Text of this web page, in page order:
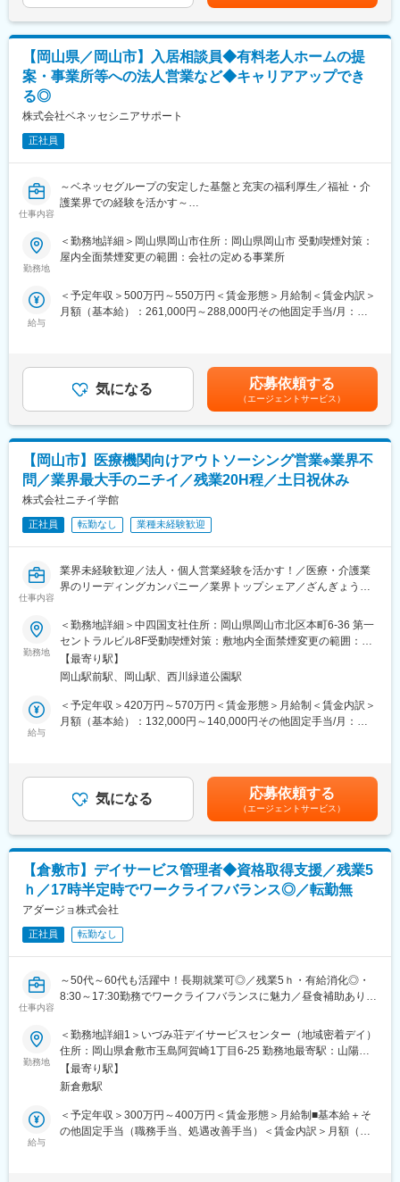
■ご入社後の流れ
・ご入社後は製品理解の為、工場での現場研修や配送といった当
に業務を覚えていっていただきます。その後、既存のお客様のル
営業部:3名（40代が中心）
食品営業や店舗運営、小売店など幅広い業界の方がご活躍中で
■当社について
および各種販売を手がける「リネンサプライ事業部」と、介護支
援サービスを手がける「エコール事業部」からなり、お客様の安
心・快適な生活を追求するライフサポート企業です。
名以上が携わっています。超高齢社会を迎えた今、シルバービジ
ネス市場は2025年、100兆円を超える市場へ成長します。
また、今後は当社の介護福祉事業をコアに据え、グループネット
変更の範囲：会社の定める業務
性があります。月給(月額)は固定手当を含めた表記です。
【岡山県／岡山市】入居相談員◆有料老人ホームの提
案・事業所等への法人営業など◆キャリアアップでき
る◎
株式会社ベネッセシニアサポート
正社員
仕事内容
～ベネッセグループの安定した基盤と充実の福利厚生／福祉・介
護業界での経験を活かす～
■部門の役割
当社のお客様相談室では、「有料老人ホーム紹介事業」を展開し
まで行っております。
料老人ホームへの入居検討者様やご家族様の入居相談を担当して
おります。
■募集ポジション業務
・有料老人ホームへの入居検討者様やご家族様との入居相談業務
有料老人ホームへ入居を検討されている方やご家族から、ホーム
に対するご希望をお伺いし、ご希望に合った有料老人ホームのご
提案（ベネッセのホームだけでなく他社のホームもご紹介しま
す）とご見学時の同行、ご入居に向けたホームや病院との調整業
務など、一連の入居相談業務を担っていただきます。
業
入居検討者様のご相談・ご紹介をいただくため、病院や地域包括
ルワーカーやケアマネジャーの皆様へ当社のサービスのご案内
と、入居検討者様のヒアリングなどを行います。
■受け入れ体制
入社後、新宿本社もしくはオンラインにて研修（1週間程度）がご
ざいます。
クのコツなどを教えてくれます。
が、「何を基準にホームを選べばいいか分からない」という時代
になっています。ソーシャルワーカーやケアマネジャーの皆様も
「どこのどのホームがいいのか」を判断することが大変難しくな
ってきています。
ベネッセグループでは、長年の経験から「その方が本当に望まれ
ることを叶えるホームは、どんなことをしているのか」を熟知し
ています。そのノウハウを活かして、有料老人ホームを検討され
ていらっしゃる皆様にとって、「このホームを選んで本当によか
った」と思っていただけるような、ご入居までのお手伝いができ
ます。
勤務地
＜勤務地詳細＞岡山県岡山市住所：岡山県岡山市 受動喫煙対策：
屋内全面禁煙変更の範囲：会社の定める事業所
給与
＜予定年収＞500万円～550万円＜賃金形態＞月給制＜賃金内訳＞
月額（基本給）：261,000円～288,000円その他固定手当/月：
業手当＞有＜給与補足＞■その他固定手当：地域基礎給として■賞
与年2回・昇給年1回（評価により）※別途特別賞与あり：賞与支
給対象期間（6カ月）の残業時間が270時間以下の場合年間0.5カ
月加算支給 ※役割職責手当該当者は対象外■公休日出勤の場合別
途支給あり賃金はあくまでも目安の金額であり、選考を通じて上
下する可能性があります。月給(月額)は固定手当を含めた表記で
す。
気になる 応募依頼する
（エージェントサービス）
【岡山市】医療機関向けアウトソーシング営業※業界不
問／業界最大手のニチイ／残業20H程／土日祝休み
株式会社ニチイ学館
正社員 転勤なし 業種未経験歓迎
仕事内容
業界未経験歓迎／法人・個人営業経験を活かす！／医療・介護業
界のリーディングカンパニー／業界トップシェア／ざんぎょう
■はじめに：
当社にて中四国エリアにおける営業戦略の立案から実行、大型案
件の交渉まで担うポジションです。
単なる営業活動に留まらず、エリア全体の売上・収益最大化に向
けた戦略推進をお任せします。
■職務内容：
・戦略実行に向けた体制構築および進捗管理
（2） 重要案件の交渉・フロント対応：
・大型案件・難易度の高い交渉のリード
■ミッション
担当エリアにおける営業戦略の立案から、新規案件の獲得・既存
案件の防衛、収益最大化（価格交渉等）に向けた推進まで、エリ
ア全体の営業活動を主導していただく重要なポジションです。
■ポジションの魅力
（1）会社の業績に大きく寄与できる貢献性
各エリアの営業戦略の立案や実行をいただくことにくわえて、会
ただきます。いち営業プレイヤーの枠を超え、「自分の戦略と交
渉力」を駆使して、事業を推進することができます。
（2）医療業界への貢献から、身近な人の支えとなる
せん。持続可能な形でサービスを提供し続けられるようにするた
めの『パートナーシップの再構築』です。「自分の仕事が、日本
勤務地
＜勤務地詳細＞中四国支社住所：岡山県岡山市北区本町6-36 第一
セントラルビル8F受動喫煙対策：敷地内全面禁煙変更の範囲：会
社の定める事業所
【最寄り駅】
岡山駅前駅、岡山駅、西川緑道公園駅
給与
＜予定年収＞420万円～570万円＜賃金形態＞月給制＜賃金内訳＞
月額（基本給）：132,000円～140,000円その他固定手当/月：
無＞有＜残業手当＞有＜給与補足＞■賞与：年2回■昇給あり賃金
はあくまでも目安の金額であり、選考を通じて上下する可能性が
あります。月給(月額)は固定手当を含めた表記です。
気になる 応募依頼する
（エージェントサービス）
【倉敷市】デイサービス管理者◆資格取得支援／残業5
ｈ／17時半定時でワークライフバランス◎／転勤無
アダージョ株式会社
正社員 転勤なし
仕事内容
～50代～60代も活躍中！長期就業可◎／残業5ｈ・有給消化◎・
8:30～17:30勤務でワークライフバランスに魅力／昼食補助あり～
運営する2拠点のデイサービス（定員18名・20名）の管理者とし
て、事業運営全般および職員のマネジメントをお任せします。
小規模ならではの家庭的な雰囲気の中で、利用者様一人ひとりに
寄り添ったサービス提供を目指しています。
介護度は比較的軽い方から全介助が必要な方まで幅広く、その方
に合わせたサポートを行っていただきます。
※本ポジションは現在2名が活躍中です！
勤務地
＜勤務地詳細1＞いづみ荘デイサービスセンター（地域密着デイ）
住所：岡山県倉敷市玉島阿賀崎1丁目6-25 勤務地最寄駅：山陽線
／新倉敷駅受動喫煙対策：敷地内喫煙可能場所あり＜勤務地詳細2
＞dueいづみ荘 デイサービスセンター住所：岡山県倉敷市玉島阿
煙対策：屋内全面禁煙変更の範囲：会社の定める事業所
【最寄り駅】
新倉敷駅
給与
＜予定年収＞300万円～400万円＜賃金形態＞月給制■基本給＋そ
の他固定手当（職務手当、処遇改善手当）＜賃金内訳＞月額（基